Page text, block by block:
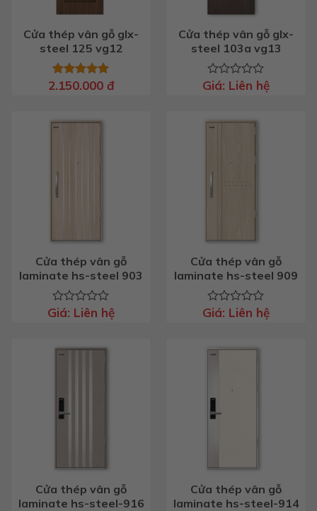
Cửa thép vân gỗ glx-
steel 125 vg12
Được xếp
2.150.000 đ
Cửa thép vân gỗ glx-
steel 103a vg13
Được
0
5
Giá: Liên hệ
Cửa thép vân gỗ
laminate hs-steel 903
Được
0
Giá: Liên hệ
Cửa thép vân gỗ
laminate hs-steel 909
Được
0
5
Giá: Liên hệ
Cửa thép vân gỗ
laminate hs-steel-916
Cửa thép vân gỗ
laminate hs-steel-914